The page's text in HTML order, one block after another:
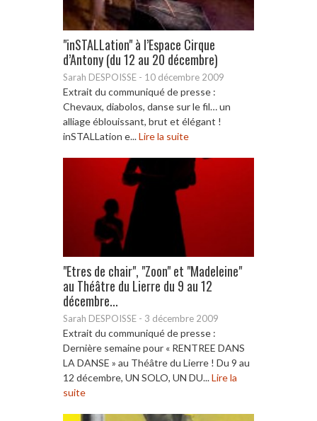
"inSTALLation" à l’Espace Cirque
d’Antony (du 12 au 20 décembre)
Sarah DESPOISSE - 10 décembre 2009
Extrait du communiqué de presse :
Chevaux, diabolos, danse sur le fil… un
alliage éblouissant, brut et élégant !
inSTALLation e...Lire la suite
"Etres de chair", "Zoon" et "Madeleine"
au Théâtre du Lierre du 9 au 12
décembre...
Sarah DESPOISSE - 3 décembre 2009
Extrait du communiqué de presse :
Dernière semaine pour « RENTREE DANS
LA DANSE » au Théâtre du Lierre ! Du 9 au
12 décembre, UN SOLO, UN DU...Lire la
suite